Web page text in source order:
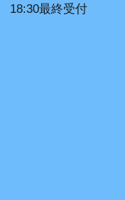
18:30最終受付